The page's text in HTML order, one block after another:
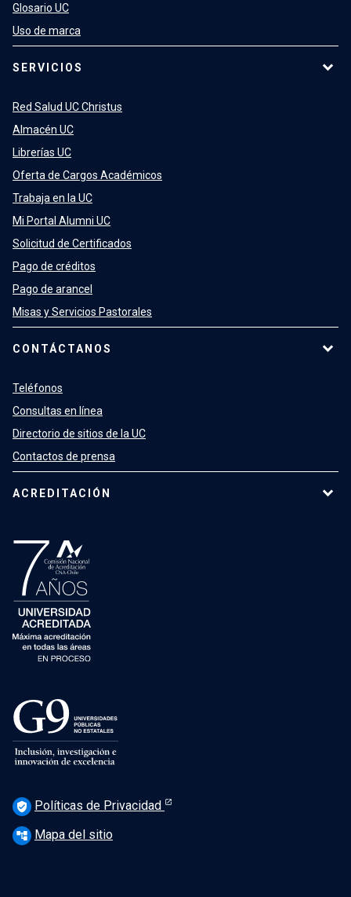
Glosario UC
Uso de marca
SERVICIOS
Red Salud UC Christus
Almacén UC
Librerías UC
Oferta de Cargos Académicos
Trabaja en la UC
Mi Portal Alumni UC
Solicitud de Certificados
Pago de créditos
Pago de arancel
Misas y Servicios Pastorales
CONTÁCTANOS
Teléfonos
Consultas en línea
Directorio de sitios de la UC
Contactos de prensa
ACREDITACIÓN
verified_user Políticas de Privacidad
account_tree Mapa del sitio